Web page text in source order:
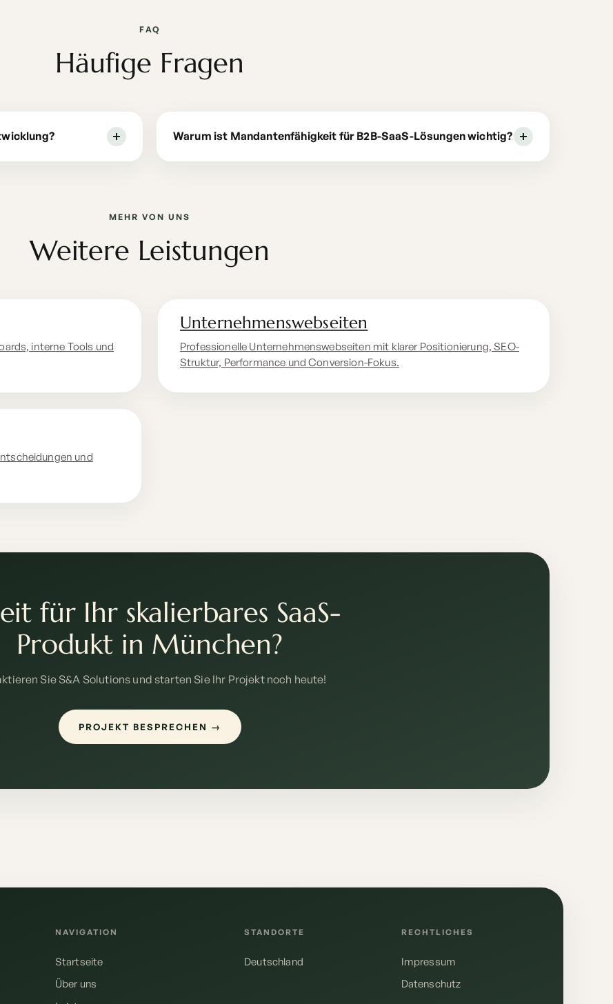
FAQ
Häufige Fragen
Warum ist Mandantenfähigkeit für B2B-SaaS-Lösungen wichtig?
MEHR VON UNS
Weitere Leistungen
interne Tools und
Unternehmenswebseiten
Professionelle Unternehmenswebseiten mit klarer Positionierung, SEO-
Struktur, Performance und Conversion-Fokus.
und
für Ihr skalierbares SaaS-
Produkt in München?
Sie S&A Solutions und starten Sie Ihr Projekt noch heute!
PROJEKT BESPRECHEN →
NAVIGATION
Startseite
Über uns
STANDORTE
Deutschland
RECHTLICHES
Impressum
Datenschutz
Deutsch